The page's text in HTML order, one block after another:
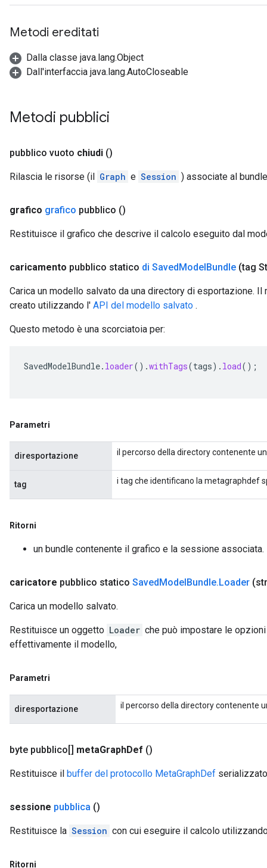
Metodi ereditati
Dalla classe java.lang.Object
Dall'interfaccia java.lang.AutoCloseable
Metodi pubblici
pubblico vuoto chiudi ()
Rilascia le risorse (il Graph e Session ) associate al
grafico grafico pubblico ()
Restituisce il grafico che descrive il calcolo eseguito dal
caricamento pubblico statico di SavedModelBundle (tag
Carica un modello salvato da una directory di esportazione.
creato utilizzando l' API del modello salvato .
Questo metodo è una scorciatoia per:
SavedModelBundle. loader().withTags(tags). load();
Parametri
diresportazione il percorso della directory contenente
tag i tag che identificano la metagraphdef
Ritorni
un bundle contenente il grafico e la sessione associata.
caricatore pubblico statico SavedModelBundle.Loader
Carica un modello salvato.
Restituisce un oggetto Loader che può impostare le
effettivamente il modello,
Parametri
diresportazione il percorso della directory contenente
byte pubblico[] metaGraphDef ()
Restituisce il buffer del protocollo MetaGraphDef
sessione pubblica ()
Restituisce la Session con cui eseguire il calcolo
Ritorni